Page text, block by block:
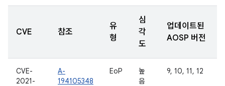
CVE 참조
유
형
심
각
도
업데이트된
AOSP 버전
CVE-
2021-
A-
194105348
EoP
높
음
9, 10, 11, 12